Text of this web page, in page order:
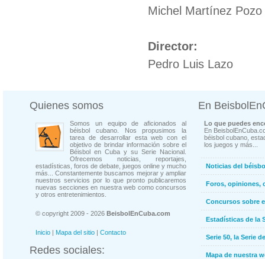
Michel Martínez Pozo
Director:
Pedro Luis Lazo
Quienes somos
Somos un equipo de aficionados al
béisbol cubano. Nos propusimos la
tarea de desarrollar esta web con el
objetivo de brindar información sobre el
Béisbol en Cuba y su Serie Nacional.
Ofrecemos noticias, reportajes,
estadísticas, foros de debate, juegos online y mucho
más... Constantemente buscamos mejorar y ampliar
nuestros servicios por lo que pronto publicaremos
nuevas secciones en nuestra web como concursos
y otros entretenimientos.
© copyright 2009 - 2026 BeisbolEnCuba.com
Inicio | Mapa del sitio | Contacto
Redes sociales:
En
Lo que puedes
En
béisbol cubano,
los juegos y más...
Noticias del
Foros, opiniones,
Concursos sobre
Estadísticas de la
Serie 50, la Serie
Mapa de nuestra